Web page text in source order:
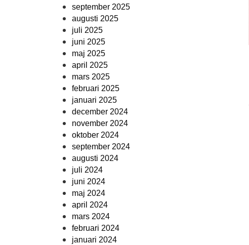
september 2025
augusti 2025
juli 2025
juni 2025
maj 2025
april 2025
mars 2025
februari 2025
januari 2025
december 2024
november 2024
oktober 2024
september 2024
augusti 2024
juli 2024
juni 2024
maj 2024
april 2024
mars 2024
februari 2024
januari 2024